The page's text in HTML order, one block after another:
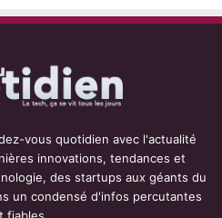
vous quotidien avec l'actualité
innovations, tendances et
des startups aux géants du
un condensé d'infos percutantes